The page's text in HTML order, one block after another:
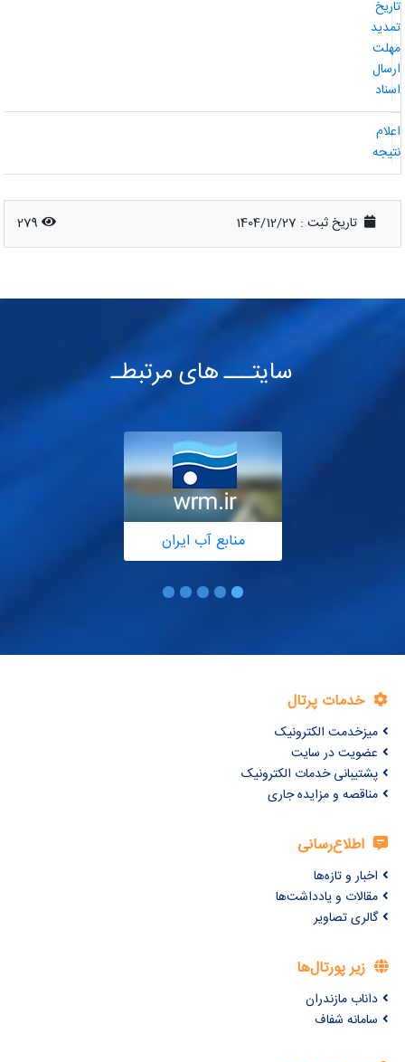
تاریخ ثبت : 1404/12/27
279
سایتـــ های مرتبطـ
منابع آب ایران
خدمات پرتال
میزخدمت الکترونیک
عضویت در سایت
پشتیبانی خدمات الکترونیک
مناقصه و مزایده جاری
اطلاع‌رسانی
اخبار و تازه‌ها
مقالات و یادداشت‌ها
گالری تصاویر
زیر پورتال‌ها
داناب مازندران
سامانه شفاف